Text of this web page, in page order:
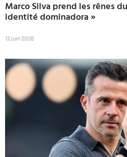
Marco Silva prend les rênes
identité dominadora »
12 juin 2026